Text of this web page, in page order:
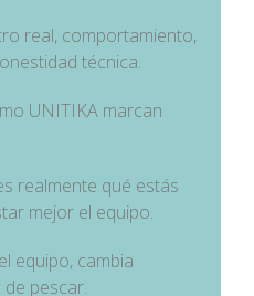
real, comportamiento,
técnica.
UNITIKA marcan
realmente qué estás
mejor el equipo.
equipo, cambia
pescar.